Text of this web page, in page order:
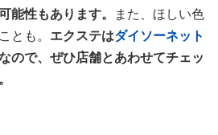
能性もあります。
また、ほしい色
とも。 エクステはダイソーネット
ので、ぜひ店舗とあわせてチェッ